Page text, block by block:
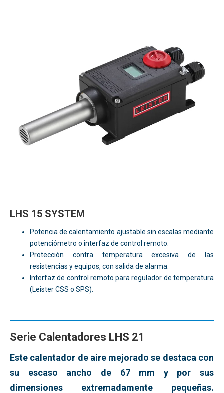
LHS 15 SYSTEM
Potencia de calentamiento ajustable sin escalas mediante
potenciómetro o interfaz de control remoto.
Protección contra temperatura excesiva de las
resistencias y equipos, con salida de alarma.
Interfaz de control remoto para regulador de temperatura
(Leister CSS o SPS).
Serie Calentadores LHS 21
Este calentador de aire mejorado se destaca con
su escaso ancho de 67 mm y por sus
dimensiones extremadamente pequeñas.